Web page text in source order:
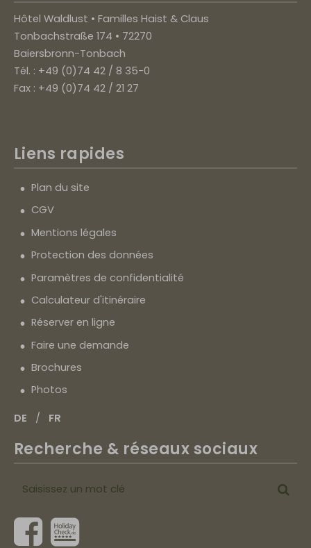
Hôtel Waldlust • Familles Haist & Claus
Tonbachstraße 174 • 72270
Baiersbronn-Tonbach
Tél. : +49 (0)74 42 / 8 35-0
Fax : +49 (0)74 42 / 21 27
Liens rapides
Plan du site
CGV
Mentions légales
Protection des données
Paramètres de confidentialité
Calculateur d'itinéraire
Réserver en ligne
Faire une demande
Brochures
Photos
DE FR
Recherche & réseaux sociaux
Saisissez
mot
clé